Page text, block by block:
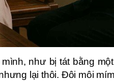
như bị tát bằng
lại thôi. Đôi môi